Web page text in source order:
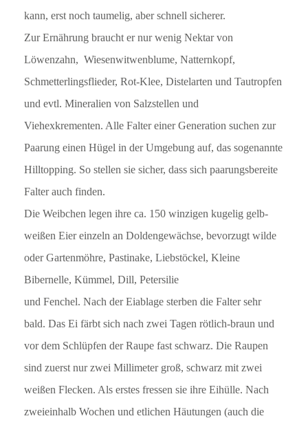
kann, erst noch taumelig, aber schnell sicherer.
Zur Ernährung braucht er nur wenig Nektar von
Löwenzahn, Wiesenwitwenblume, Natternkopf,
Schmetterlingsflieder, Rot-Klee, Distelarten und Tautropfen
und evtl. Mineralien von Salzstellen und
Viehexkrementen. Alle Falter einer Generation suchen zur
Paarung einen Hügel in der Umgebung auf, das sogenannte
Hilltopping. So stellen sie sicher, dass sich paarungsbereite
Falter auch finden.
Die Weibchen legen ihre ca. 150 winzigen kugelig gelb-
weißen Eier einzeln an Doldengewächse, bevorzugt wilde
oder Gartenmöhre, Pastinake, Liebstöckel, Kleine
Bibernelle, Kümmel, Dill, Petersilie
und Fenchel. Nach der Eiablage sterben die Falter sehr
bald. Das Ei färbt sich nach zwei Tagen rötlich-braun und
vor dem Schlüpfen der Raupe fast schwarz. Die Raupen
sind zuerst nur zwei Millimeter groß, schwarz mit zwei
weißen Flecken. Als erstes fressen sie ihre Eihülle. Nach
zweieinhalb Wochen und etlichen Häutungen (auch die